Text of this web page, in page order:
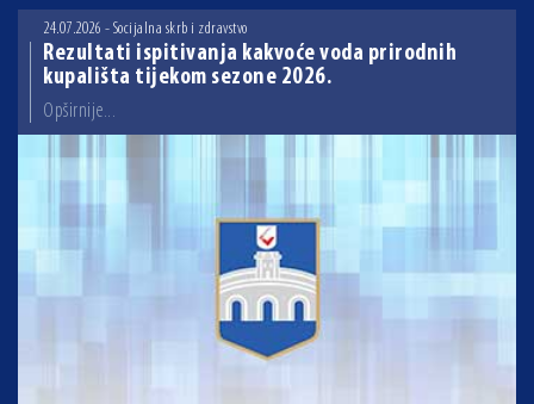
24.07.2026 - Socijalna skrb i zdravstvo
Rezultati ispitivanja kakvoće voda prirodnih
kupališta tijekom sezone 2026.
Opširnije...